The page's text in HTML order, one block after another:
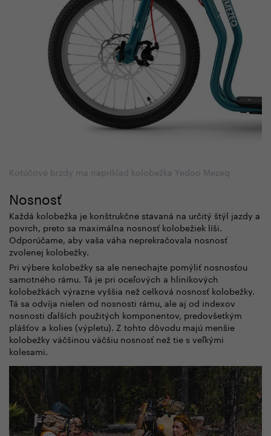
Kotúčové brzdy ma napríklad kolobežka Yedoo Mezeq
Nosnosť
Každá kolobežka je konštrukčne stavaná na určitý štýl jazdy a
povrch, preto sa maximálna nosnosť kolobežiek líši.
Odporúčame, aby vaša váha neprekračovala nosnosť
zvolenej kolobežky.
Pri výbere kolobežky sa ale nenechajte pomýliť nosnosťou
samotného rámu. Tá je pri oceľových a hliníkových
kolobežkách výrazne vyššia než celková nosnosť kolobežky.
Tá sa odvíja nielen od nosnosti rámu, ale aj od indexov
nosnosti ďalších použitých komponentov, predovšetkým
plášťov a kolies (výpletu). Z tohto dôvodu majú menšie
kolobežky väčšinou väčšiu nosnosť než tie s veľkými
kolesami.